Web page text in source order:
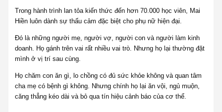
Trong hành trình lan tỏa kiến thức đến hơn 70.000 học viên, Mai
Hiền luôn dành sự thấu cảm đặc biệt cho phụ nữ hiện đại.
Đó là những người mẹ, người vợ, người con và người làm kinh
doanh. Họ gánh trên vai rất nhiều vai trò. Nhưng họ lại thường đặt
mình ở vị trí sau cùng.
Họ chăm con ăn gì, lo chồng có đủ sức khỏe không và quan tâm
cha mẹ có bệnh gì không. Nhưng chính họ lại ăn vội, ngủ muộn,
căng thẳng kéo dài và bỏ qua tín hiệu cảnh báo của cơ thể.